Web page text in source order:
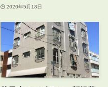
2020年5月18日